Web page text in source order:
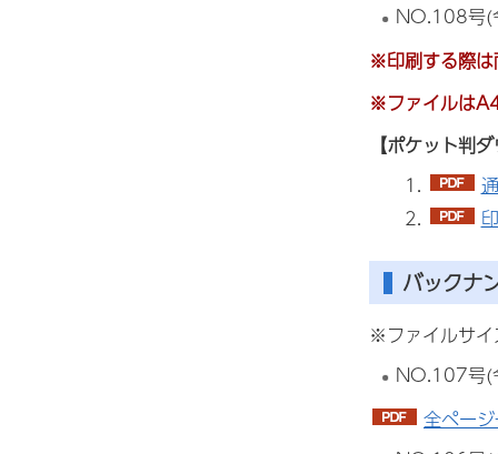
NO.108号
※印刷する際は
※ファイルは
【ポケット判
バックナ
※ファイルサイ
NO.107号
全ペー